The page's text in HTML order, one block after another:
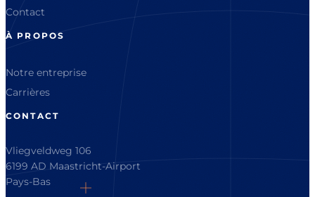
Contact
À PROPOS
Notre entreprise
Carrières
CONTACT
Vliegveldweg 106
6199 AD Maastricht-Airport
Pays-Bas